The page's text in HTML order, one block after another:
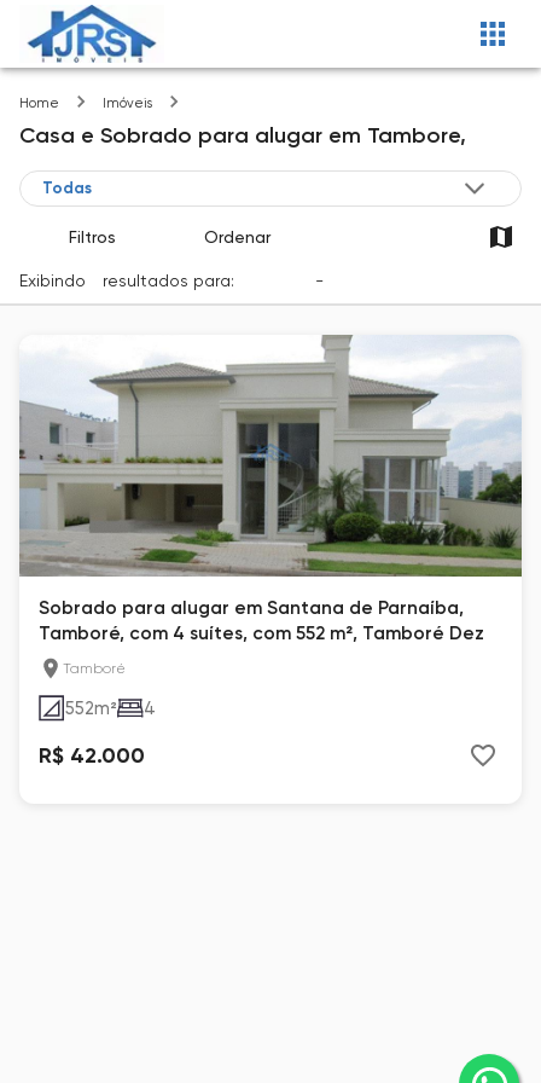
Home Imóveis
Casa e Sobrado para alugar em Tambore,
Filtros Ordenar
Exibindo resultados para: -
Sobrado para alugar em Santana de Parnaíba,
Tamboré, com 4 suítes, com 552 m², Tamboré Dez
Tamboré
552m² 4
R$ 42.000